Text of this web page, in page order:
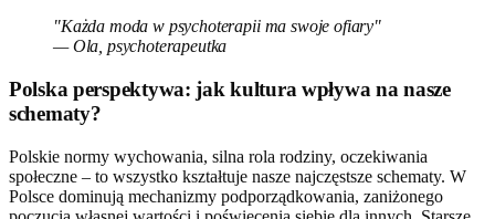
"Każda moda w psychoterapii ma swoje ofiary"
— Ola, psychoterapeutka
Polska perspektywa: jak kultura wpływa na nasze
schematy?
Polskie normy wychowania, silna rola rodziny, oczekiwania
społeczne – to wszystko kształtuje nasze najczęstsze schematy. W
Polsce dominują mechanizmy podporządkowania, zaniżonego